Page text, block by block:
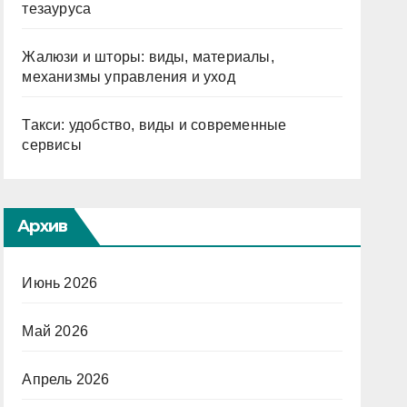
тезауруса
Жалюзи и шторы: виды, материалы,
механизмы управления и уход
Такси: удобство, виды и современные
сервисы
Архив
Июнь 2026
Май 2026
Апрель 2026